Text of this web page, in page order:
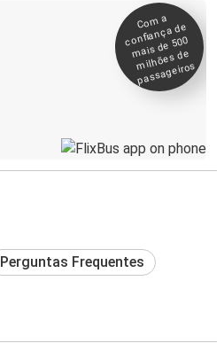
Co
m a
confiança de
mais de 500
milhões de
passageiros
Perguntas Frequentes